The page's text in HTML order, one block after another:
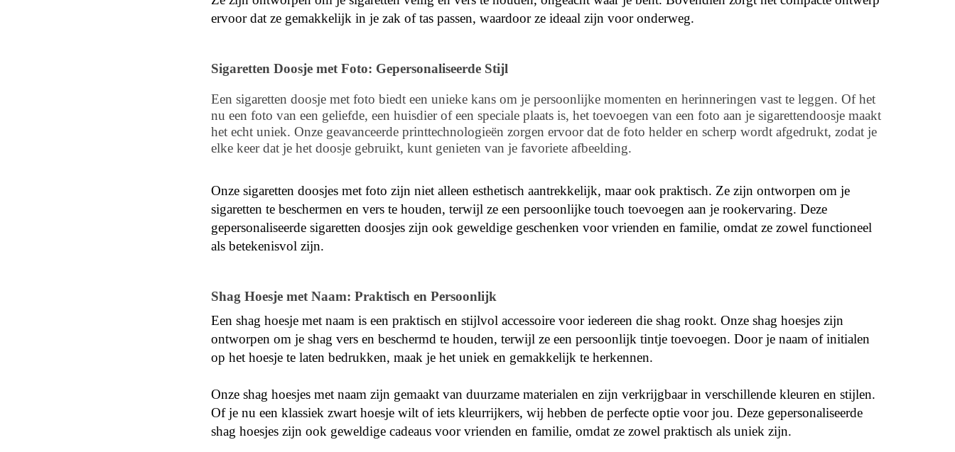
ervoor dat ze gemakkelijk in je zak of tas passen, waardoor ze ideaal zijn voor onderweg.
Sigaretten Doosje met Foto: Gepersonaliseerde Stijl
Een sigaretten doosje met foto biedt een unieke kans om je persoonlijke momenten en herinneringen vast te leggen. Of het
nu een foto van een geliefde, een huisdier of een speciale plaats is, het toevoegen van een foto aan je sigarettendoosje maakt
het echt uniek. Onze geavanceerde printtechnologieën zorgen ervoor dat de foto helder en scherp wordt afgedrukt, zodat je
elke keer dat je het doosje gebruikt, kunt genieten van je favoriete afbeelding.
Onze sigaretten doosjes met foto zijn niet alleen esthetisch aantrekkelijk, maar ook praktisch. Ze zijn ontworpen om je
sigaretten te beschermen en vers te houden, terwijl ze een persoonlijke touch toevoegen aan je rookervaring. Deze
gepersonaliseerde sigaretten doosjes zijn ook geweldige geschenken voor vrienden en familie, omdat ze zowel functioneel
als betekenisvol zijn.
Shag Hoesje met Naam: Praktisch en Persoonlijk
Een shag hoesje met naam is een praktisch en stijlvol accessoire voor iedereen die shag rookt. Onze shag hoesjes zijn
ontworpen om je shag vers en beschermd te houden, terwijl ze een persoonlijk tintje toevoegen. Door je naam of initialen
op het hoesje te laten bedrukken, maak je het uniek en gemakkelijk te herkennen.
Onze shag hoesjes met naam zijn gemaakt van duurzame materialen en zijn verkrijgbaar in verschillende kleuren en stijlen.
Of je nu een klassiek zwart hoesje wilt of iets kleurrijkers, wij hebben de perfecte optie voor jou. Deze gepersonaliseerde
shag hoesjes zijn ook geweldige cadeaus voor vrienden en familie, omdat ze zowel praktisch als uniek zijn.